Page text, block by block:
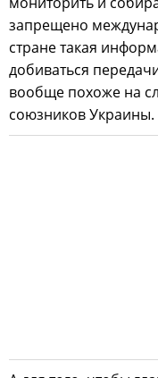
запрещено
стране такая
добиваться
вообще похоже на
союзников Украины.